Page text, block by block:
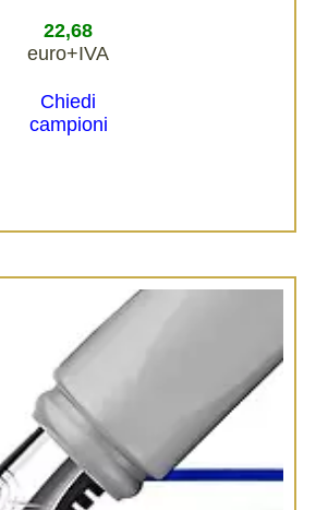
22,68
euro+IVA
Chiedi
campioni